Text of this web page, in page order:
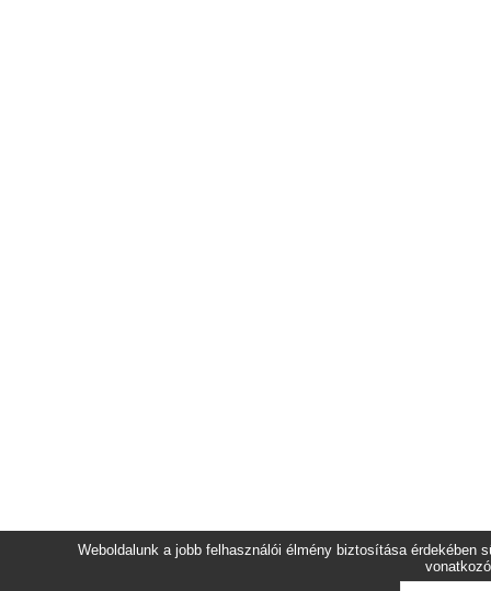
Weboldalunk a jobb felhasználói élmény biztosítása érdekében